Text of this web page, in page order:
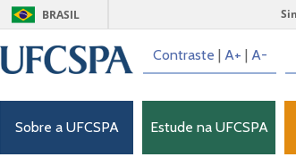
BRASIL
Contraste | A+ | A-
Sobre a UFCSPA Estude na UFCSPA